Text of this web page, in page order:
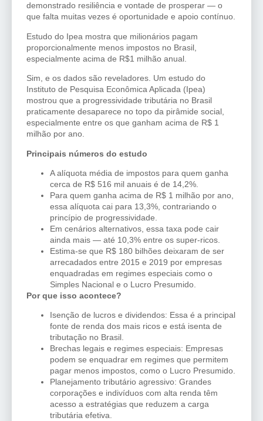
demonstrado resiliência e vontade de prosperar — o
que falta muitas vezes é oportunidade e apoio contínuo.
Estudo do Ipea mostra que milionários pagam
proporcionalmente menos impostos no Brasil,
especialmente acima de R$1 milhão anual.
Sim, e os dados são reveladores. Um estudo do
Instituto de Pesquisa Econômica Aplicada (Ipea)
mostrou que a progressividade tributária no Brasil
praticamente desaparece no topo da pirâmide social,
especialmente entre os que ganham acima de R$ 1
milhão por ano.
Principais números do estudo
A alíquota média de impostos para quem ganha
cerca de R$ 516 mil anuais é de 14,2%.
Para quem ganha acima de R$ 1 milhão por ano,
essa alíquota cai para 13,3%, contrariando o
princípio de progressividade.
Em cenários alternativos, essa taxa pode cair
ainda mais — até 10,3% entre os super-ricos.
Estima-se que R$ 180 bilhões deixaram de ser
arrecadados entre 2015 e 2019 por empresas
enquadradas em regimes especiais como o
Simples Nacional e o Lucro Presumido.
Por que isso acontece?
Isenção de lucros e dividendos: Essa é a principal
fonte de renda dos mais ricos e está isenta de
tributação no Brasil.
Brechas legais e regimes especiais: Empresas
podem se enquadrar em regimes que permitem
pagar menos impostos, como o Lucro Presumido.
Planejamento tributário agressivo: Grandes
corporações e indivíduos com alta renda têm
acesso a estratégias que reduzem a carga
tributária efetiva.